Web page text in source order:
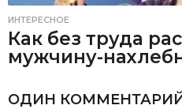
ИНТЕРЕСНОЕ
Как без труда
мужчину-
ОДИН